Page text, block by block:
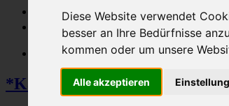
Diese Website verwendet
besser an Ihre Bedürfnisse
kommen oder um unsere
Alle akzeptieren
Forennutzer
FAQ
MLCD-Seiten MLCD-Foren-Übersicht
*Kauf- u. Typberatung für M-